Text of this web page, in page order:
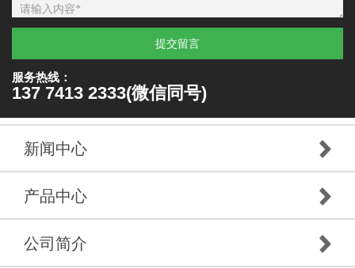
提交留言
服务热线：
137 7413 2333(微信同号)
新闻中心
产品中心
公司简介